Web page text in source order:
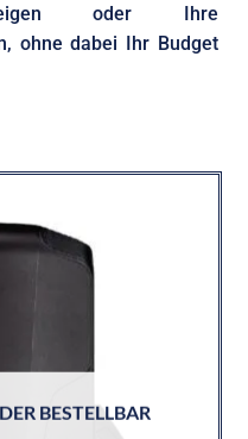
oder Ihre
ohne dabei Ihr Budget
BESTELLBAR